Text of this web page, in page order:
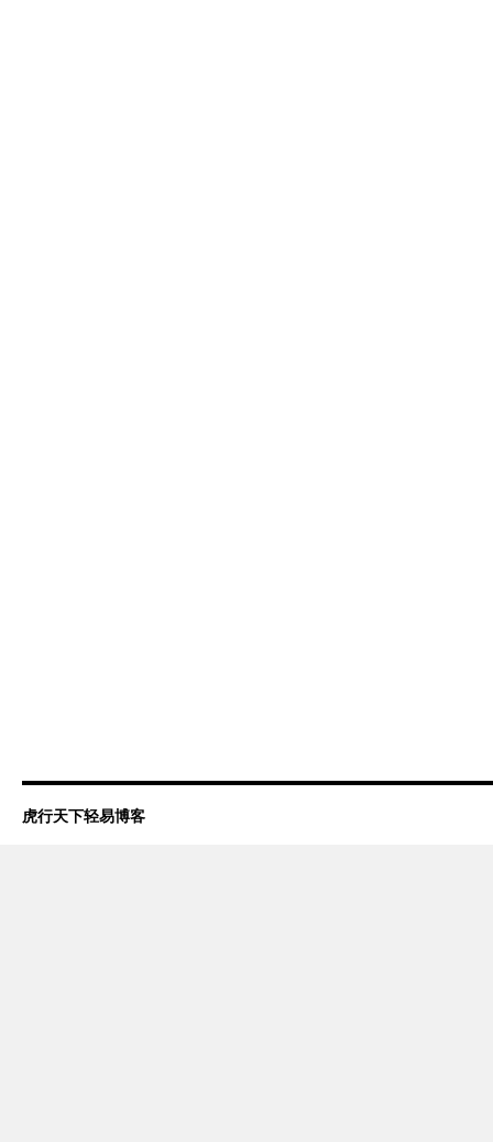
虎行天下轻易博客